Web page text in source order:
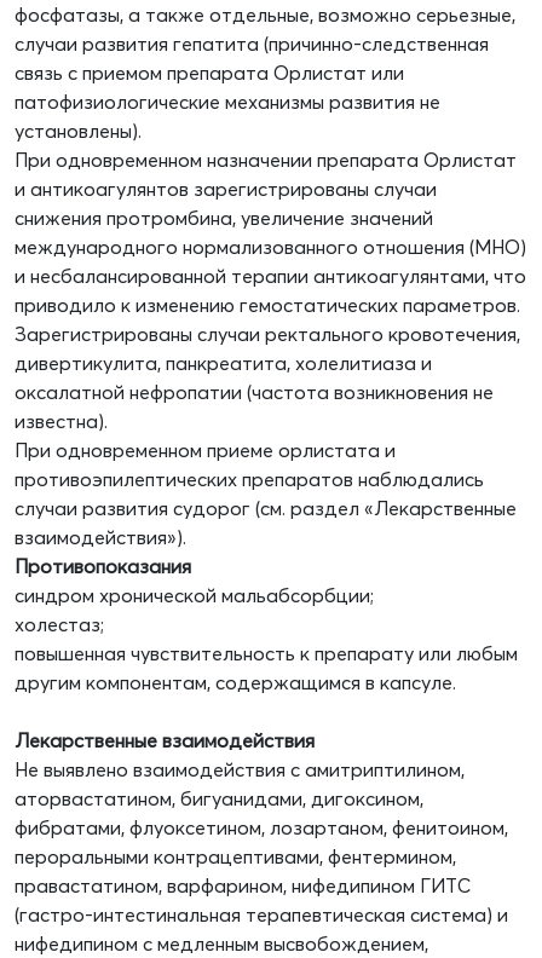
фосфатазы, а также отдельные, возможно серьезные,
случаи развития гепатита (причинно-следственная
связь с приемом препарата Орлистат или
патофизиологические механизмы развития не
установлены).
При одновременном назначении препарата Орлистат
и антикоагулянтов зарегистрированы случаи
снижения протромбина, увеличение значений
международного нормализованного отношения (МНO)
и несбалансированной терапии антикоагулянтами, что
приводило к изменению гемостатических параметров.
Зарегистрированы случаи ректального кровотечения,
дивертикулита, панкреатита, холелитиаза и
оксалатной нефропатии (частота возникновения не
известна).
При одновременном приеме орлистата и
противоэпилептических препаратов наблюдались
случаи развития судорог (см. раздел «Лекарственные
взаимодействия»).
Противопоказания
синдром хронической мальабсорбции;
холестаз;
повышенная чувствительность к препарату или любым
другим компонентам, содержащимся в капсуле.
Лекарственные взаимодействия
Не выявлено взаимодействия с амитриптилином,
аторвастатином, бигуанидами, дигоксином,
фибратами, флуоксетином, лозартаном, фенитоином,
пероральными контрацептивами, фентермином,
правастатином, варфарином, нифедипином ГИТС
(гастро-интестинальная терапевтическая система) и
нифедипином с медленным высвобождением,